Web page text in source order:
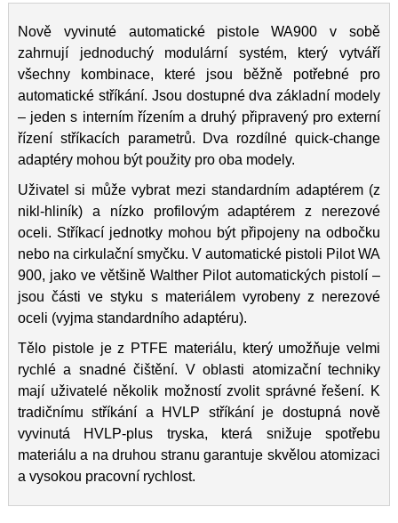
Nově vyvinuté automatické pistole WA900 v sobě
zahrnují jednoduchý modulární systém, který vytváří
všechny kombinace, které jsou běžně potřebné pro
automatické stříkání. Jsou dostupné dva základní modely
– jeden s interním řízením a druhý připravený pro externí
řízení stříkacích parametrů. Dva rozdílné quick-change
adaptéry mohou být použity pro oba modely.
Uživatel si může vybrat mezi standardním adaptérem (z
nikl-hliník) a nízko profilovým adaptérem z nerezové
oceli. Stříkací jednotky mohou být připojeny na odbočku
nebo na cirkulační smyčku. V automatické pistoli Pilot WA
900, jako ve většině Walther Pilot automatických pistolí –
jsou části ve styku s materiálem vyrobeny z nerezové
oceli (vyjma standardního adaptéru).
Tělo pistole je z PTFE materiálu, který umožňuje velmi
rychlé a snadné čištění. V oblasti atomizační techniky
mají uživatelé několik možností zvolit správné řešení. K
tradičnímu stříkání a HVLP stříkání je dostupná nově
vyvinutá HVLP-plus tryska, která snižuje spotřebu
materiálu a na druhou stranu garantuje skvělou atomizaci
a vysokou pracovní rychlost.